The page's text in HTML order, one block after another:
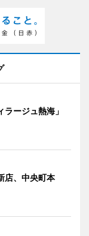
ージュ熱海」
店、中央町本